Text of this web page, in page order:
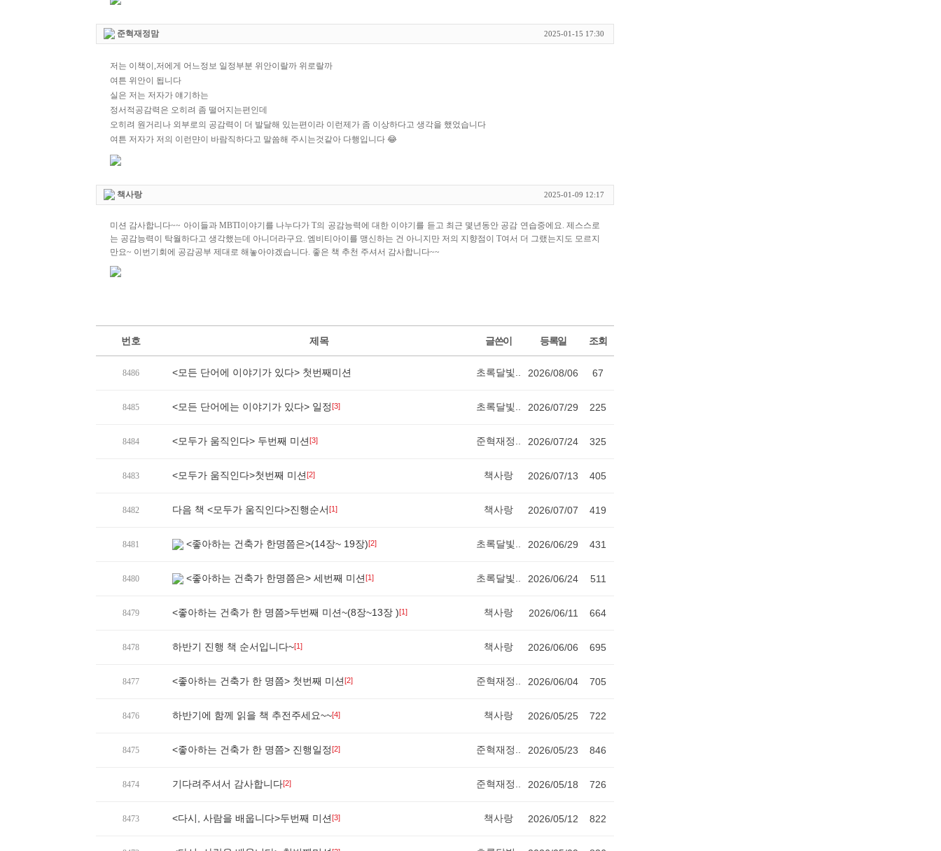
준혁재정맘 2025-01-15 17:30
저는 이책이,저에게 어느정보 일정부분 위안이랄까 위로랄까
여튼 위안이 됩니다
실은 저는 저자가 얘기하는
정서적공감력은 오히려 좀 떨어지는편인데
오히려 원거리나 외부로의 공감력이 더 발달해 있는편이라 이런제가 좀 이상하다고 생각을 했었습니다
여튼 저자가 저의 이런먄이 바람직하다고 말씀해 주시는것같아 다행입니다 😂
책사랑 2025-01-09 12:17
미션 감사합니다~~ 아이들과 MBTI이야기를 나누다가 T의 공감능력에 대한 이야기를 듣고 최근 몇년동안 공감 연습중에요. 제스스로
는 공감능력이 탁월하다고 생각했는데 아니더라구요. 엠비티아이를 맹신하는 건 아니지만 저의 지향점이 T여서 더 그랬는지도 모르지
만요~ 이번기회에 공감공부 제대로 해놓아야겠습니다. 좋은 책 추천 주셔서 감사합니다~~
번호 제목 글쓴이 등록일 조회
8486 <모든 단어에 이야기가 있다> 첫번째미션 초록달빛.. 2026/08/06 67
8485 <모든 단어에는 이야기가 있다> 일정[3] 초록달빛.. 2026/07/29 225
8484 <모두가 움직인다> 두번째 미션[3] 준혁재정.. 2026/07/24 325
8483 <모두가 움직인다>첫번째 미션[2] 책사랑 2026/07/13 405
8482 다음 책 <모두가 움직인다>진행순서[1] 책사랑 2026/07/07 419
8481 <좋아하는 건축가 한명쯤은>(14장~ 19장)[2] 초록달빛.. 2026/06/29 431
8480 <좋아하는 건축가 한명쯤은> 세번째 미션[1] 초록달빛.. 2026/06/24 511
8479 <좋아하는 건축가 한 명쯤>두번째 미션~(8장~13장 )[1] 책사랑 2026/06/11 664
8478 하반기 진행 책 순서입니다~[1] 책사랑 2026/06/06 695
8477 <좋아하는 건축가 한 명쯤> 첫번째 미션[2] 준혁재정.. 2026/06/04 705
8476 하반기에 함께 읽을 책 추전주세요~~[4] 책사랑 2026/05/25 722
8475 <좋아하는 건축가 한 명쯤> 진행일정[2] 준혁재정.. 2026/05/23 846
8474 기다려주셔서 감사합니다[2] 준혁재정.. 2026/05/18 726
8473 <다시, 사람을 배웁니다>두번째 미션[3] 책사랑 2026/05/12 822